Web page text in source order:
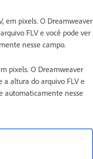
em pixels. O Dreamweaver
FLV e você pode ver
nesse campo.
pixels. O Dreamweaver
altura do arquivo FLV e
automaticamente nesse